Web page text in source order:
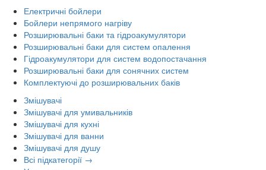
Електричні бойлери
Бойлери непрямого нагріву
Розширювальні баки та гідроакумулятори
Розширювальні баки для систем опалення
Гідроакумулятори для систем водопостачання
Розширювальні баки для сонячних систем
Комплектуючі до розширювальних баків
Змішувачі
Змішувачі для умивальників
Змішувачі для кухні
Змішувачі для ванни
Змішувачі для душу
Всі підкатегорії →